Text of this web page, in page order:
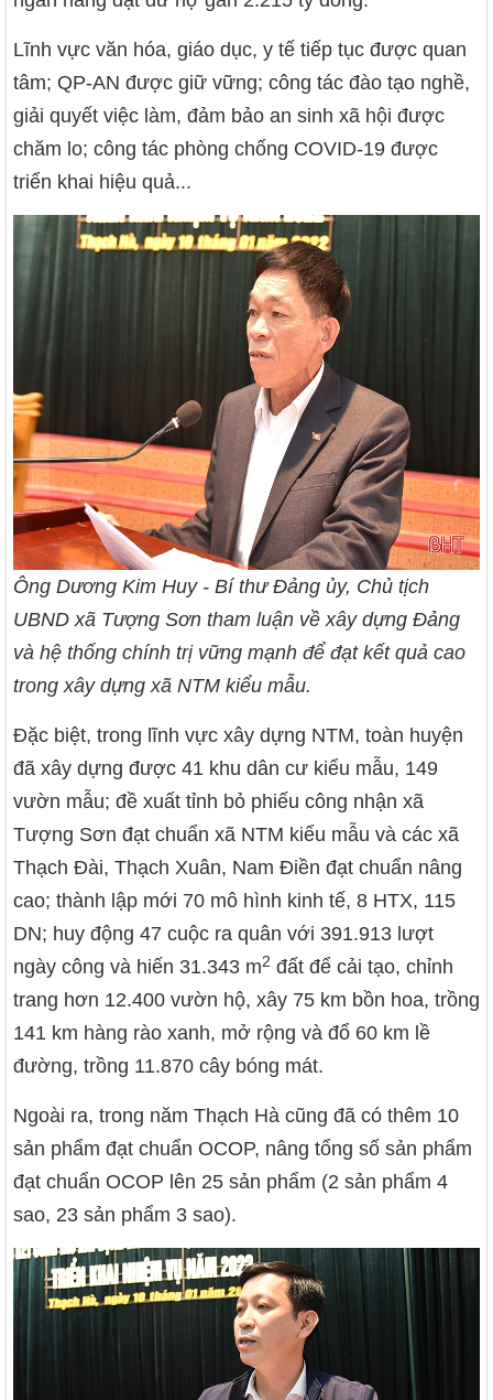
Lĩnh vực văn hóa, giáo dục, y tế tiếp tục được quan
tâm; QP-AN được giữ vững; công tác đào tạo nghề,
giải quyết việc làm, đảm bảo an sinh xã hội được
chăm lo; công tác phòng chống COVID-19 được
triển khai hiệu quả...
Ông Dương Kim Huy - Bí thư Đảng ủy, Chủ tịch
UBND xã Tượng Sơn tham luận về xây dựng Đảng
và hệ thống chính trị vững mạnh để đạt kết quả cao
trong xây dựng xã NTM kiểu mẫu.
Đặc biệt, trong lĩnh vực xây dựng NTM, toàn huyện
đã xây dựng được 41 khu dân cư kiểu mẫu, 149
vườn mẫu; đề xuất tỉnh bỏ phiếu công nhận xã
Tượng Sơn đạt chuẩn xã NTM kiểu mẫu và các xã
Thạch Đài, Thạch Xuân, Nam Điền đạt chuẩn nâng
cao; thành lập mới 70 mô hình kinh tế, 8 HTX, 115
DN; huy động 47 cuộc ra quân với 391.913 lượt
ngày công và hiến 31.343 m2 đất để cải tạo, chỉnh
trang hơn 12.400 vườn hộ, xây 75 km bồn hoa, trồng
141 km hàng rào xanh, mở rộng và đổ 60 km lề
đường, trồng 11.870 cây bóng mát.
Ngoài ra, trong năm Thạch Hà cũng đã có thêm 10
sản phẩm đạt chuẩn OCOP, nâng tổng số sản phẩm
đạt chuẩn OCOP lên 25 sản phẩm (2 sản phẩm 4
sao, 23 sản phẩm 3 sao).